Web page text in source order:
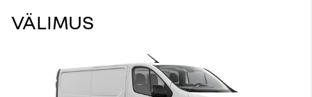
VÄLIMUS